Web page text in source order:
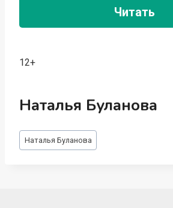
Читать
12+
Наталья Буланова
Метки
записи:
Наталья Буланова